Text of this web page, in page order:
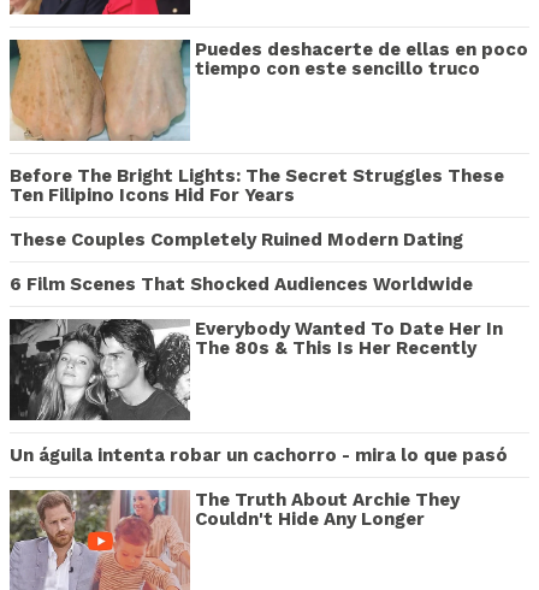
Puedes deshacerte de ellas en poco
tiempo con este sencillo truco
Before The Bright Lights: The Secret Struggles These
Ten Filipino Icons Hid For Years
These Couples Completely Ruined Modern Dating
6 Film Scenes That Shocked Audiences Worldwide
Everybody Wanted To Date Her In
The 80s & This Is Her Recently
Un águila intenta robar un cachorro - mira lo que pasó
The Truth About Archie They
Couldn't Hide Any Longer